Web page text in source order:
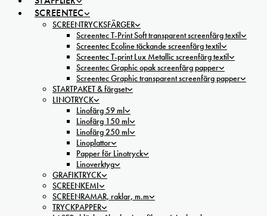
SCREENTEC
SCREENTRYCKSFÄRGER
Screentec T-Print Soft transparent screenfärg textil
Screentec Ecoline täckande screenfärg textil
Screentec T-print Lux Metallic screenfärg textil
Screentec Graphic opak screenfärg papper
Screentec Graphic transparent screenfärg papper
STARTPAKET & färgset
LINOTRYCK
Linofärg 59 ml
Linofärg 150 ml
Linofärg 250 ml
Linoplattor
Papper för Linotryck
Linoverktyg
GRAFIKTRYCK
SCREENKEMI
SCREENRAMAR, raklar, m.m
TRYCKPAPPER